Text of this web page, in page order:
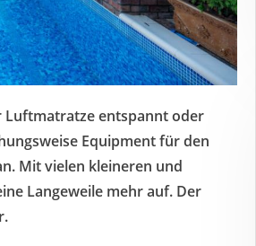
Luftmatratze entspannt oder
Equipment für den
Mit vielen kleineren und
Langeweile mehr auf. Der